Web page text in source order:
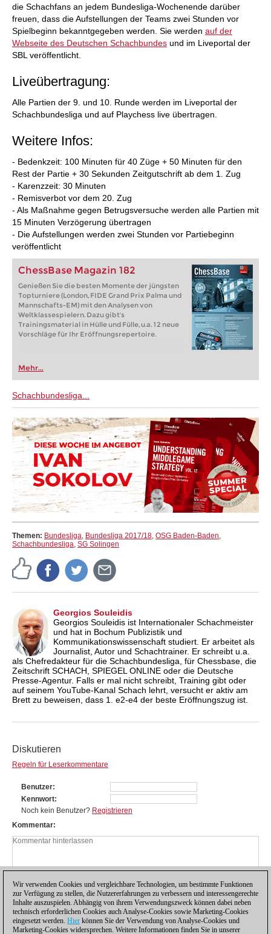
die Schachfans an jedem Bundesliga-Wochenende darüber
freuen, dass die Aufstellungen der Teams zwei Stunden vor
Spielbeginn bekanntgegeben werden. Sie werden auf der
Webseite des Deutschen Schachbundes und im Liveportal der
SBL veröffentlicht.
Liveübertragung:
Alle Partien der 9. und 10. Runde werden im Liveportal der
Schachbundesliga und auf Playchess live übertragen.
Weitere Infos:
- Bedenkzeit: 100 Minuten für 40 Züge + 50 Minuten für den
Rest der Partie + 30 Sekunden Zeitgutschrift ab dem 1. Zug
- Karenzzeit: 30 Minuten
- Remisverbot vor dem 20. Zug
- Als Maßnahme gegen Betrugsversuche werden alle Partien mit
15 Minuten Verzögerung übertragen
- Die Aufstellungen werden zwei Stunden vor Partiebeginn
veröffentlicht
ChessBase Magazin 182
Genießen Sie die besten Momente der jüngsten
Topturniere (London, FIDE Grand Prix Palma und
Mannschafts-EM) mit den Analysen von
Weltklassespielern. Dazu gibt's
Trainingsmaterial in Hülle und Fülle, u.a. 12 neue
Vorschläge für Ihr Eröffnungsrepertoire.
Mehr...
Schachbundesliga...
Themen: Bundesliga, Bundesliga 2017/18, OSG Baden-Baden,
Schachbundesliga, SG Solingen
Georgios Souleidis
Georgios Souleidis ist Internationaler Schachmeister
und hat in Bochum Publizistik und
Kommunikationswissenschaft studiert. Er arbeitet als
Journalist, Autor und Schachtrainer. Er schreibt u.a.
als Chefredakteur für die Schachbundesliga, für Chessbase, die
Zeitschrift SCHACH, SPIEGEL ONLINE oder die Deutsche
Presse-Agentur. Falls er mal nicht schreibt, Training gibt oder
auf seinem YouTube-Kanal Schach lehrt, versucht er aktiv am
Brett zu beweisen, dass 1. e2-e4 der beste Eröffnungszug ist.
Diskutieren
Regeln für Leserkommentare
Benutzer
Kennwort
Noch kein Benutzer? Registrieren
Kommentar
Wir verwenden Cookies und vergleichbare Technologien, um bestimmte Funktionen
zur Verfügung zu stellen, die Nutzererfahrungen zu verbessern und interessengerechte
Inhalte auszuspielen. Abhängig von ihrem Verwendungszweck können dabei neben
technisch erforderlichen Cookies auch Analyse-Cookies sowie Marketing-Cookies
eingesetzt werden. Hier können Sie der Verwendung von Analyse-Cookies und
Marketing-Cookies widersprechen. Weitere Informationen finden Sie in unserer